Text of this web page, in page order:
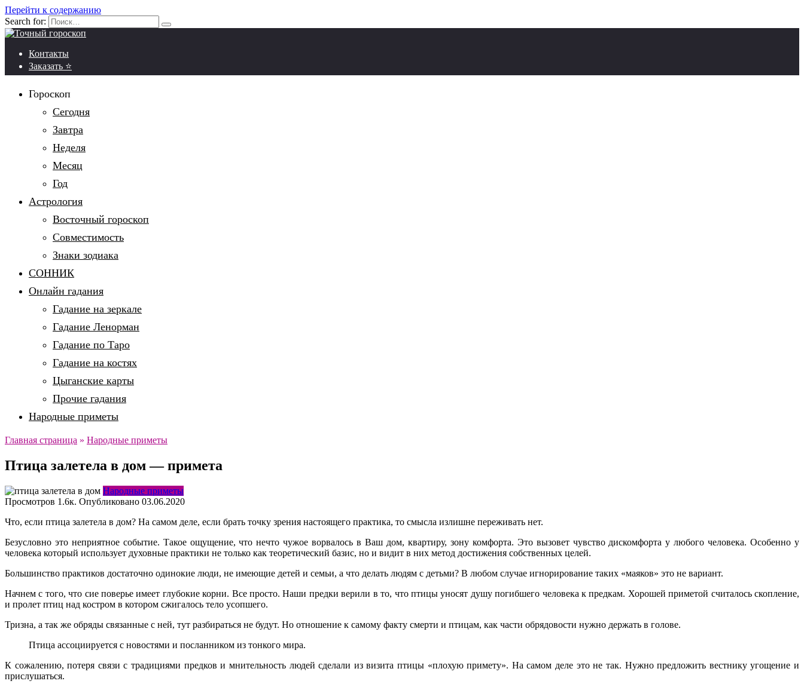
Перейти к содержанию
Search for:
Контакты
Заказать ⭐
Гороскоп
Сегодня
Завтра
Неделя
Месяц
Год
Астрология
Восточный гороскоп
Совместимость
Знаки зодиака
СОННИК
Онлайн гадания
Гадание на зеркале
Гадание Ленорман
Гадание по Таро
Гадание на костях
Цыганские карты
Прочие гадания
Народные приметы
Главная страница » Народные приметы
Птица залетела в дом — примета
Народные приметы
Просмотров 1.6к. Опубликовано 03.06.2020
Что, если птица залетела в дом? На самом деле, если брать точку зрения настоящего практика, то смысла излишне переживать нет.
Безусловно это неприятное событие. Такое ощущение, что нечто чужое ворвалось в Ваш дом, квартиру, зону комфорта. Это вызовет чувство дискомфорта у любого человека. Особенно у
человека который использует духовные практики не только как теоретический базис, но и видит в них метод достижения собственных целей.
Большинство практиков достаточно одинокие люди, не имеющие детей и семьи, а что делать людям с детьми? В любом случае игнорирование таких «маяков» это не вариант.
Начнем с того, что сие поверье имеет глубокие корни. Все просто. Наши предки верили в то, что птицы уносят душу погибшего человека к предкам. Хорошей приметой считалось скопление,
и пролет птиц над костром в котором сжигалось тело усопшего.
Тризна, а так же обряды связанные с ней, тут разбираться не будут. Но отношение к самому факту смерти и птицам, как части обрядовости нужно держать в голове.
Птица ассоциируется с новостями и посланником из тонкого мира.
К сожалению, потеря связи с традициями предков и мнительность людей сделали из визита птицы «плохую примету». На самом деле это не так. Нужно предложить вестнику угощение и
прислушаться.